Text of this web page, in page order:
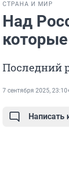
СТРАНА И МИР
Над
Последний
7 сентября 2025, 23:10
Написать